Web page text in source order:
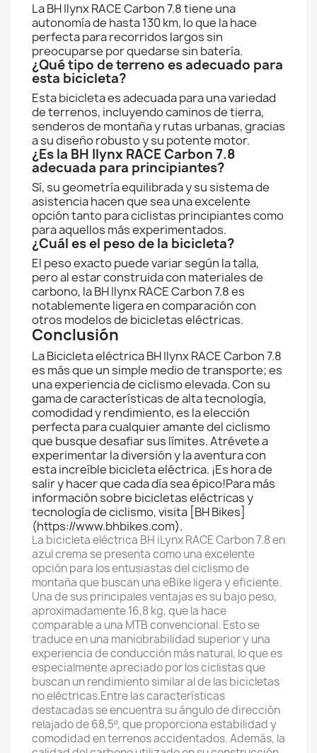
La BH Ilynx RACE Carbon 7.8 tiene una
autonomía de hasta 130 km, lo que la hace
perfecta para recorridos largos sin
preocuparse por quedarse sin batería.
¿Qué tipo de terreno es adecuado para
esta bicicleta?
Esta bicicleta es adecuada para una variedad
de terrenos, incluyendo caminos de tierra,
senderos de montaña y rutas urbanas, gracias
a su diseño robusto y su potente motor.
¿Es la BH Ilynx RACE Carbon 7.8
adecuada para principiantes?
Sí, su geometría equilibrada y su sistema de
asistencia hacen que sea una excelente
opción tanto para ciclistas principiantes como
para aquellos más experimentados.
¿Cuál es el peso de la bicicleta?
El peso exacto puede variar según la talla,
pero al estar construida con materiales de
carbono, la BH Ilynx RACE Carbon 7.8 es
notablemente ligera en comparación con
otros modelos de bicicletas eléctricas.
Conclusión
La Bicicleta eléctrica BH Ilynx RACE Carbon 7.8
es más que un simple medio de transporte; es
una experiencia de ciclismo elevada. Con su
gama de características de alta tecnología,
comodidad y rendimiento, es la elección
perfecta para cualquier amante del ciclismo
que busque desafiar sus límites. Atrévete a
experimentar la diversión y la aventura con
esta increíble bicicleta eléctrica. ¡Es hora de
salir y hacer que cada día sea épico!Para más
información sobre bicicletas eléctricas y
tecnología de ciclismo, visita [BH Bikes]
(https://www.bhbikes.com).
La bicicleta eléctrica BH iLynx RACE Carbon 7.8 en
azul crema se presenta como una excelente
opción para los entusiastas del ciclismo de
montaña que buscan una eBike ligera y eficiente.
Una de sus principales ventajas es su bajo peso,
aproximadamente 16,8 kg, que la hace
comparable a una MTB convencional. Esto se
traduce en una maniobrabilidad superior y una
experiencia de conducción más natural, lo que es
especialmente apreciado por los ciclistas que
buscan un rendimiento similar al de las bicicletas
no eléctricas.Entre las características
destacadas se encuentra su ángulo de dirección
relajado de 68,5º, que proporciona estabilidad y
comodidad en terrenos accidentados. Además, la